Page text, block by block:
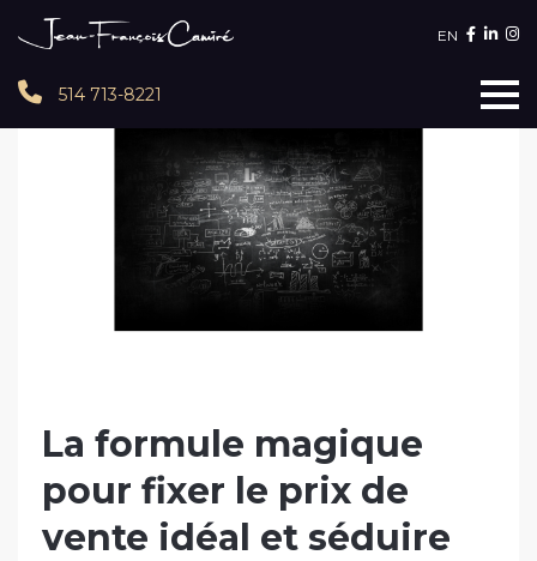
EN
514 713-8221
La formule magique
pour fixer le prix de
vente idéal et séduire